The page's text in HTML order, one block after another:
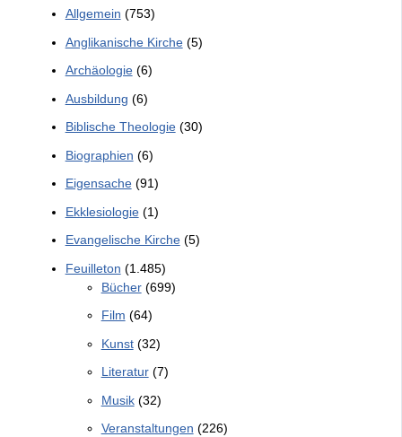
Allgemein (753)
Anglikanische Kirche(5)
Archäologie(6)
Ausbildung (6)
Biblische Theologie(30)
Biographien (6)
Eigensache(91)
Ekklesiologie(1)
Evangelische Kirche(5)
Feuilleton (1.485)
Bücher(699)
Film (64)
Kunst(32)
Literatur(7)
Musik(32)
Veranstaltungen (226)